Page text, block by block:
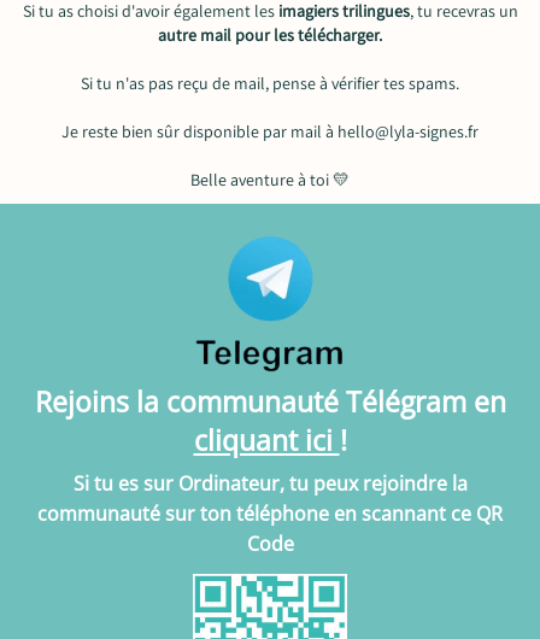
Si tu as choisi d'avoir également lesimagiers trilingues, tu recevras un
autre mail pour les télécharger.
Si tu n'as pas reçu de mail, pense à vérifier tes spams.
Je reste bien sûr disponible par mail à hello@lyla-signes.fr
Belle aventure à toi 💛
Rejoins la communauté Télégram en
cliquant ici !
Si tu es sur Ordinateur, tu peux rejoindre la
communauté sur ton téléphone en scannant ce QR
Code